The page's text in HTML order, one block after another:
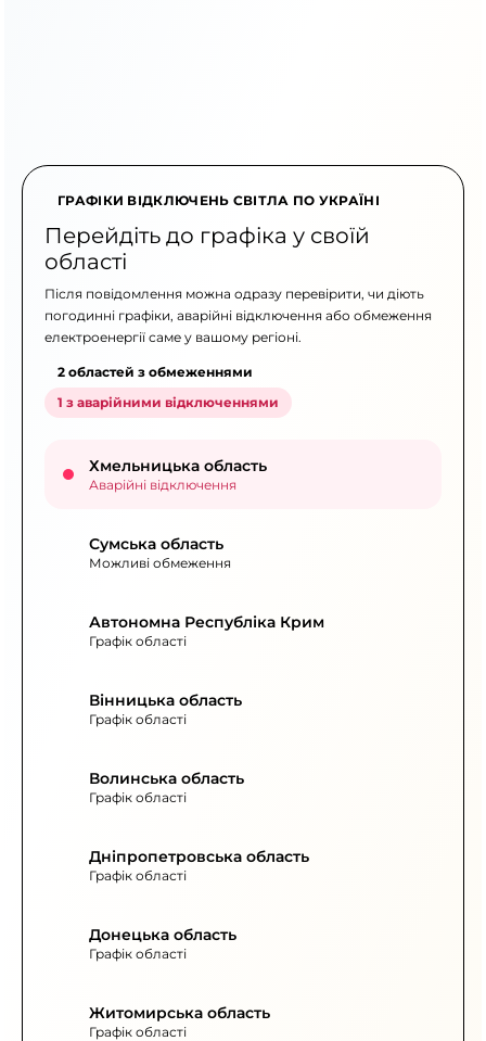
ГРАФІКИ ВІДКЛЮЧЕНЬ СВІТЛА ПО УКРАЇНІ
Перейдіть до графіка у своїй
області
Після повідомлення можна одразу перевірити, чи діють
погодинні графіки, аварійні відключення або обмеження
електроенергії саме у вашому регіоні.
2 областей з обмеженнями
1 з аварійними відключеннями
Хмельницька область
Аварійні відключення
Сумська область
Можливі обмеження
Автономна Республіка Крим
Графік області
Вінницька область
Графік області
Волинська область
Графік області
Дніпропетровська область
Графік області
Донецька область
Графік області
Житомирська область
Графік області